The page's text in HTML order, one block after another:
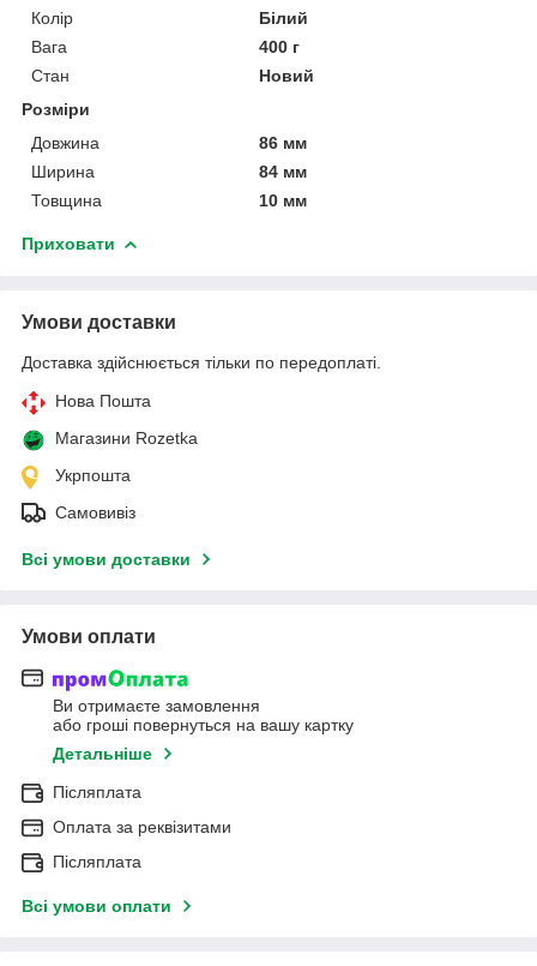
Колір
Білий
Вага
400 г
Стан
Новий
Розміри
Довжина
86 мм
Ширина
84 мм
Товщина
10 мм
Приховати
Умови доставки
Доставка здійснюється тільки по передоплаті.
Нова Пошта
Магазини Rozetka
Укрпошта
Самовивіз
Всі умови доставки
Умови оплати
Ви отримаєте замовлення
або гроші повернуться на вашу картку
Детальніше
Післяплата
Оплата за реквізитами
Післяплата
Всі умови оплати